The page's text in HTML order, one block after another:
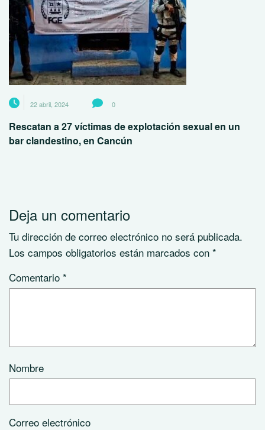
22 abril, 2024 0
Rescatan a 27 víctimas de explotación sexual en un
bar clandestino, en Cancún
Deja un comentario
Tu dirección de correo electrónico no será publicada.
Los campos obligatorios están marcados con *
Comentario *
Nombre
Correo electrónico